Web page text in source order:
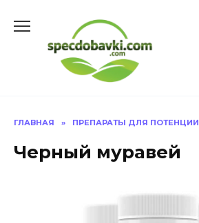
содержанию
ГЛАВНАЯ » ПРЕПАРАТЫ ДЛЯ ПОТЕНЦИИ
Черный муравей